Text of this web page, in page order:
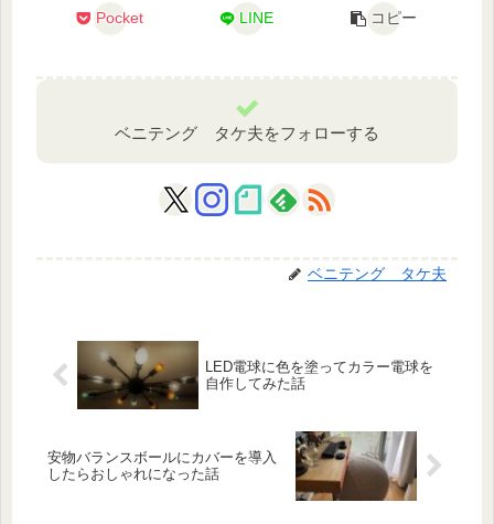
Pocket LINE コピー
ベニテング タケ夫をフォローする
ベニテング タケ夫
LED電球に色を塗ってカラー電球を
自作してみた話
安物バランスボールにカバーを導入
したらおしゃれになった話